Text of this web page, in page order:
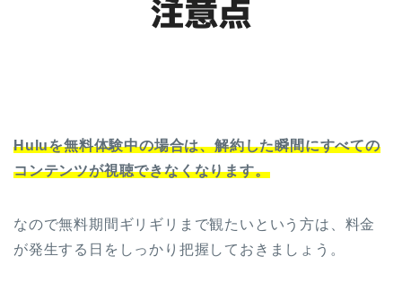
Huluを無料体験中の場合は、解約した瞬間にすべての
コンテンツが視聴できなくなります。
なので無料期間ギリギリまで観たいという方は、料金
が発生する日をしっかり把握しておきましょう。